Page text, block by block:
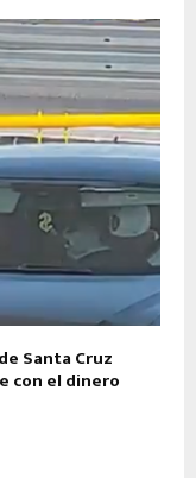
Santa Cruz
con el dinero